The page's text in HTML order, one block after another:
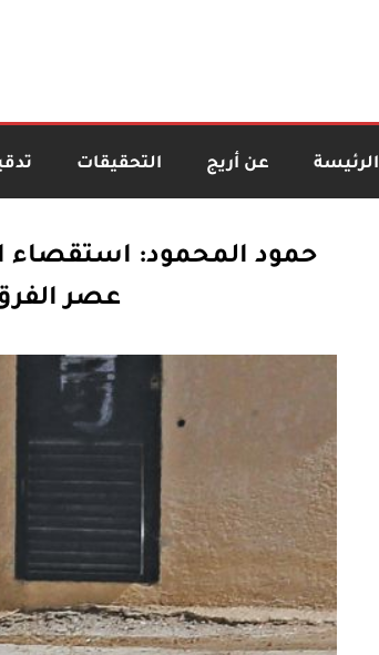
الرئيسة عن أريج التحقيقات
حمود المحمود: استقصاء
عصر